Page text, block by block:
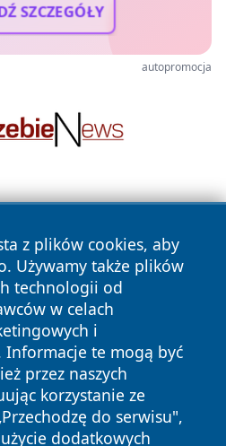
SZCZEGÓŁY
autopromocja
z plików cookies, aby
Używamy także plików
technologii od
w celach
i
Informacje te mogą być
przez naszych
korzystanie ze
do serwisu",
dodatkowych
Wszystkie prawa
Polityka
Cookies